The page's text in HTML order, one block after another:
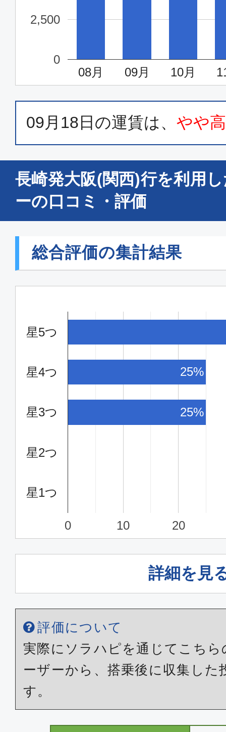
08月 09月 10月
0
2,500
09月18日 の運賃は、 やや
長崎発大阪(関西)行を利用
ーの口コミ・評価
総合評価の集計結果
0 10 20
星5つ
星4つ
星3つ
星2つ
星1つ
25%
25%
詳細を見
評価について
実際にソラハピを通じてこち
ーザーから、搭乗後に収集した
す。